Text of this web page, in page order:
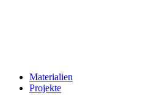
Materialien
Projekte